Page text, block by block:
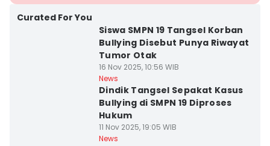
Curated For You
Siswa SMPN 19 Tangsel Korban
Bullying Disebut Punya Riwayat
Tumor Otak
16 Nov 2025, 10:56 WIB
News
Dindik Tangsel Sepakat Kasus
Bullying di SMPN 19 Diproses
Hukum
11 Nov 2025, 19:05 WIB
News